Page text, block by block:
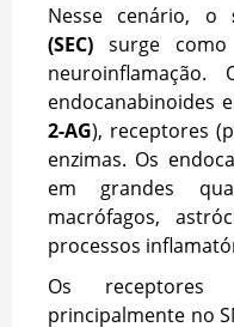
Nesse cenário, o
(SEC) surge
endocanabinoides
2-AG), receptores
enzimas. Os
em grandes
macrófagos,
processos
Os receptores
principalmente no